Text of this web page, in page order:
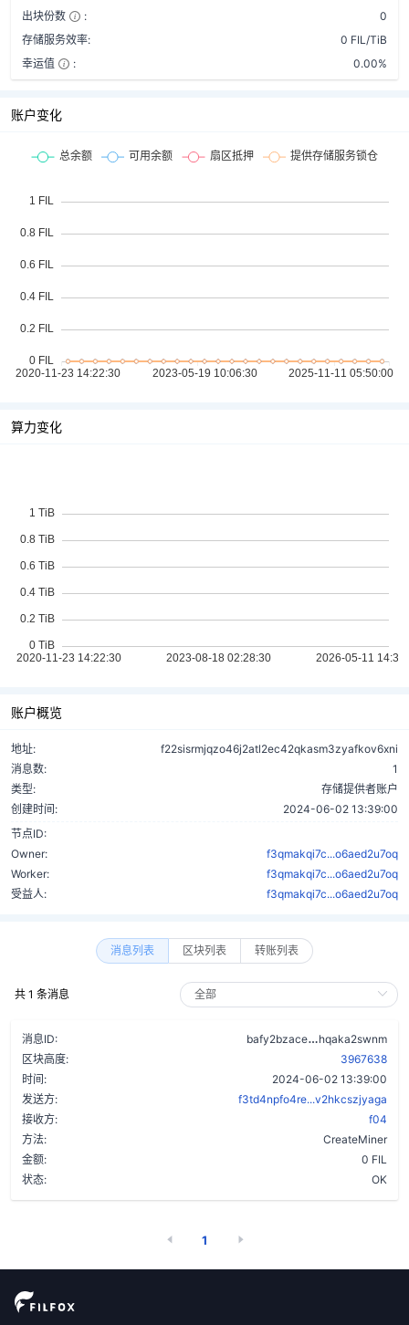
出块份数
:
0
存储服务效率:
0 FIL/TiB
幸运值
: 0.00%
账户变化
算力变化
账户概览
地址:
f22sisrmjqzo46j2atl2ec42qkasm3zyafkov6xni
消息数:
1
类型:
存储提供者账户
创建时间:
2024-06-02 13:39:00
节点ID:
Owner:
f3qmakqi7c...o6aed2u7oq
Worker:
f3qmakqi7c...o6aed2u7oq
受益人:
f3qmakqi7c...o6aed2u7oq
消息列表 区块列表 转账列表
共 1 条消息
消息ID: bafy2bzace
hqaka2swnm
区块高度:
3967638
时间:
2024-06-02 13:39:00
发送方:
f3td4npfo4re...v2hkcszjyaga
接收方:
f04
方法:
CreateMiner
金额:
0 FIL
状态:
OK
1